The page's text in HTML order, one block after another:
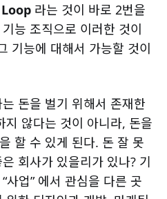
라는 것이 바로 2번을
능 조직으로 이러한 것이
기능에 대해서 가능할 것이
돈을 벌기 위해서 존재한
지 않다는 것이 아니라, 돈을
할 수 있게 된다. 돈 잘 못
회사가 있을리가 있나? 기
사업” 에서 관심을 다른 곳